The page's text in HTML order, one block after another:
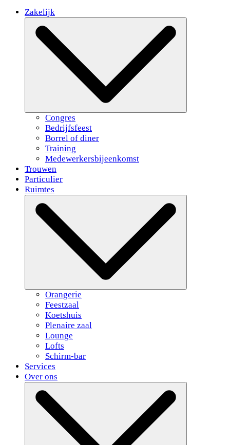
Zakelijk
Congres
Bedrijfsfeest
Borrel of diner
Training
Medewerkersbijeenkomst
Trouwen
Particulier
Ruimtes
Orangerie
Feestzaal
Koetshuis
Plenaire zaal
Lounge
Lofts
Schirm-bar
Services
Over ons